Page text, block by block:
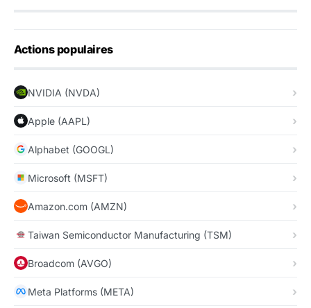
Actions populaires
NVIDIA (NVDA)
Apple (AAPL)
Alphabet (GOOGL)
Microsoft (MSFT)
Amazon.com (AMZN)
Taiwan Semiconductor Manufacturing (TSM)
Broadcom (AVGO)
Meta Platforms (META)